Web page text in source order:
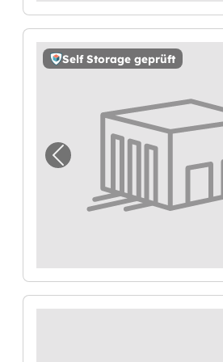
Self Storage geprüft
Vorheriges Bild für